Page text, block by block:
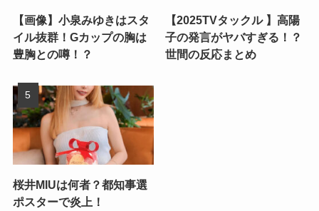
【画像】小泉みゆきはスタ
イル抜群！Gカップの胸は
豊胸との噂！？
【2025TVタックル 】高陽
子の発言がヤバすぎる！？
世間の反応まとめ
桜井MIUは何者？都知事選
ポスターで炎上！